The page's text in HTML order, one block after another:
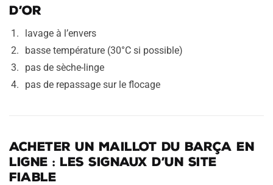
d’or
lavage à l’envers
basse température (30°C si possible)
pas de sèche-linge
pas de repassage sur le flocage
Acheter un maillot du Barça en
ligne : les signaux d’un site
fiable